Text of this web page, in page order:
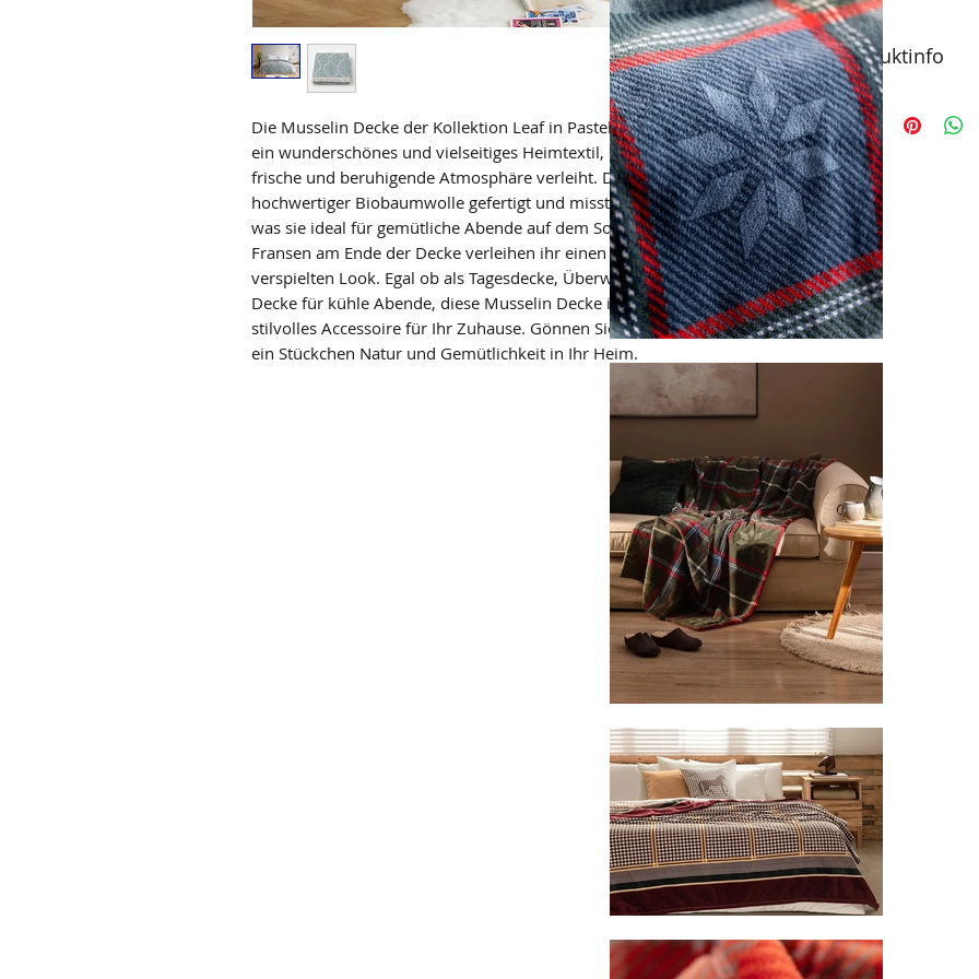
Die Musselin Decke der Kollektion Leaf in Pastell Petrol mit Muster ist
ein wunderschönes und vielseitiges Heimtextil, das jedem Raum eine
frische und beruhigende Atmosphäre verleiht. Die Decke ist aus
hochwertiger Biobaumwolle gefertigt und misst großzügige 200x230cm,
was sie ideal für gemütliche Abende auf dem Sofa macht. Die kleinen
Fransen am Ende der Decke verleihen ihr einen charmanten und
verspielten Look. Egal ob als Tagesdecke, Überwurf oder kuschelige
Decke für kühle Abende, diese Musselin Decke ist ein vielseitiges und
stilvolles Accessoire für Ihr Zuhause. Gönnen Sie sich mit dieser Decke
ein Stückchen Natur und Gemütlichkeit in Ihr Heim.
Produktinfo
Musselin Decke
200x230cm
Pflegehinweis:
Schontrockner
Wichtig vor der
die gewünschte